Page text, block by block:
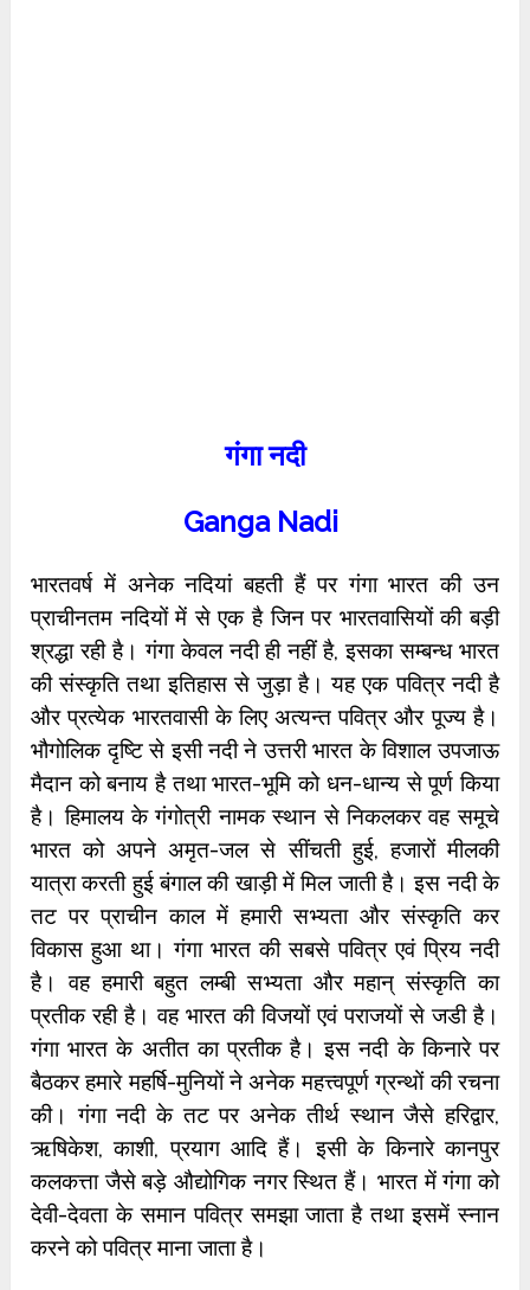
गंगा नदी
Ganga Nadi
भारतवर्ष में अनेक नदियां बहती हैं पर गंगा भारत की उन
प्राचीनतम नदियों में से एक है जिन पर भारतवासियों की बड़ी
श्रद्धा रही है। गंगा केवल नदी ही नहीं है, इसका सम्बन्ध भारत
की संस्कृति तथा इतिहास से जुड़ा है। यह एक पवित्र नदी है
और प्रत्येक भारतवासी के लिए अत्यन्त पवित्र और पूज्य है।
भौगोलिक दृष्टि से इसी नदी ने उत्तरी भारत के विशाल उपजाऊ
मैदान को बनाय है तथा भारत-भूमि को धन-धान्य से पूर्ण किया
है। हिमालय के गंगोत्री नामक स्थान से निकलकर वह समूचे
भारत को अपने अमृत-जल से सींचती हुई, हजारों मीलकी
यात्रा करती हुई बंगाल की खाड़ी में मिल जाती है। इस नदी के
तट पर प्राचीन काल में हमारी सभ्यता और संस्कृति कर
विकास हुआ था। गंगा भारत की सबसे पवित्र एवं प्रिय नदी
है। वह हमारी बहुत लम्बी सभ्यता और महान् संस्कृति का
प्रतीक रही है। वह भारत की विजयों एवं पराजयों से जडी है।
गंगा भारत के अतीत का प्रतीक है। इस नदी के किनारे पर
बैठकर हमारे महर्षि-मुनियों ने अनेक महत्त्वपूर्ण ग्रन्थों की रचना
की। गंगा नदी के तट पर अनेक तीर्थ स्थान जैसे हरिद्वार,
ऋषिकेश, काशी, प्रयाग आदि हैं। इसी के किनारे कानपुर
कलकत्ता जैसे बड़े औद्योगिक नगर स्थित हैं। भारत में गंगा को
देवी-देवता के समान पवित्र समझा जाता है तथा इसमें स्नान
करने को पवित्र माना जाता है।